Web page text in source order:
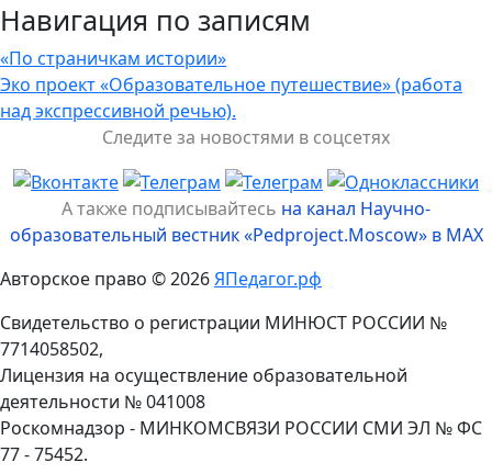
Навигация по записям
«По страничкам истории»
Эко проект «Образовательное путешествие» (работа
над экспрессивной речью).
Следите за новостями в соцсетях
А также подписывайтесь на канал Научно-
образовательный вестник «Pedproject.Moscow» в MAX
Авторское право © 2026ЯПедагог.рф
Свидетельство о регистрации МИНЮСТ РОССИИ №
7714058502,
Лицензия на осуществление образовательной
деятельности № 041008
Роскомнадзор - МИНКОМСВЯЗИ РОССИИ СМИ ЭЛ № ФС
77 - 75452.